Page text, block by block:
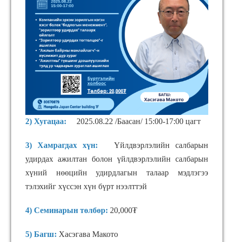
2) Хугацаа: 2025.08.22 /Баасан/ 15:00-17:00 цагт
3) Хамрагдах хүн: Үйлдвэрлэлийн салбарын
удирдах ажилтан болон үйлдвэрлэлийн салбарын
хүний нөөцийн удирдлагын талаар мэдлэгээ
тэлэхийг хүссэн хүн бүрт нээлттэй
4) Семинарын төлбөр: 20,000₮
5) Багш: Хасэгава Макото